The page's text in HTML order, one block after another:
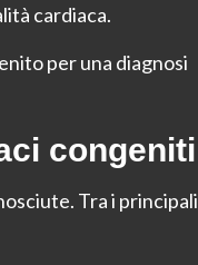
cardiaca.
per una diagnosi
congeniti
Tra i principali